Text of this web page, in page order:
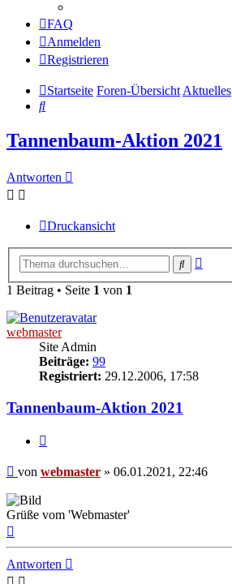
FAQ
Anmelden
Registrieren
Startseite Foren-ÜbersichtAktuelles
Suche
Tannenbaum-Aktion 2021
Antworten
Druckansicht
Suche
1 Beitrag • Seite 1 von 1
webmaster
Site Admin
Beiträge: 99
Registriert: 29.12.2006, 17:58
Tannenbaum-Aktion 2021
Beitrag
von webmaster » 06.01.2021, 22:46
Grüße vom 'Webmaster'
Antworten